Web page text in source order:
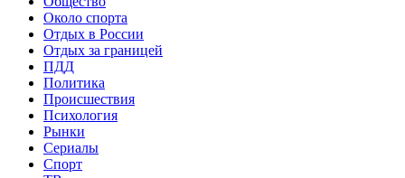
Около спорта
Отдых в России
Отдых за границей
ПДД
Политика
Происшествия
Психология
Рынки
Сериалы
Спорт